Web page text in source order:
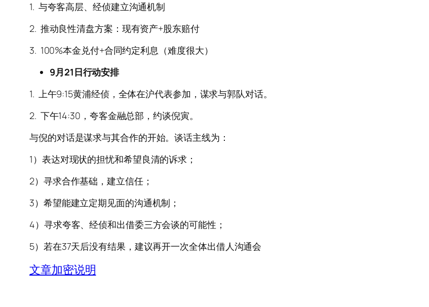
1. 与夸客高层、经侦建立沟通机制
2. 推动良性清盘方案：现有资产+股东赔付
3. 100%本金兑付+合同约定利息（难度很大）
9月21日行动安排
1. 上午9:15黄浦经侦，全体在沪代表参加，谋求与郭队对话。
2. 下午14:30，夸客金融总部，约谈倪寅。
与倪的对话是谋求与其合作的开始。谈话主线为：
1）表达对现状的担忧和希望良清的诉求；
2）寻求合作基础，建立信任；
3）希望能建立定期见面的沟通机制；
4）寻求夸客、经侦和出借委三方会谈的可能性；
5）若在37天后没有结果，建议再开一次全体出借人沟通会
文章加密说明